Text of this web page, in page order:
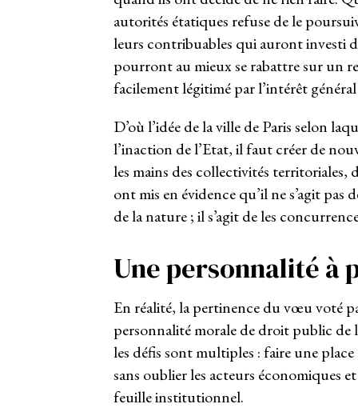
autorités étatiques refuse de le
leurs contribuables qui auront investi
pourront au mieux se rabattre sur un
facilement légitimé par l’intérêt
D’où l’idée de la ville de Paris selon
l’inaction de l’Etat, il faut créer de
les mains des collectivités territoriales,
ont mis en évidence qu’il ne s’agit
de la nature ; il s’agit de les
Une personnalité à
En réalité, la pertinence du vœu voté
personnalité morale de droit public de
les défis sont multiples : faire une
sans oublier les acteurs économiques
feuille institutionnel.